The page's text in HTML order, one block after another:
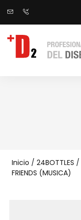
Inicio / 24BOTTLES /
FRIENDS (MUSICA)